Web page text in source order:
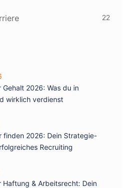
22
Gehalt 2026: Was du in
wirklich verdienst
finden 2026: Dein Strategie-
Recruiting
Haftung & Arbeitsrecht: Dein